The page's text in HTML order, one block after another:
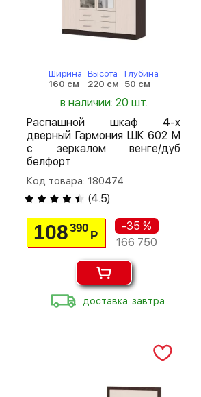
Ширина
160 см
Высота
220 см
Глубина
50 см
в наличии: 20 шт.
Распашной шкаф 4-х
дверный Гармония ШК 602 М
с зеркалом венге/дуб
белфорт
Код товара: 180474
(4.5)
108390
Р
-35 %
166 750
доставка: завтра